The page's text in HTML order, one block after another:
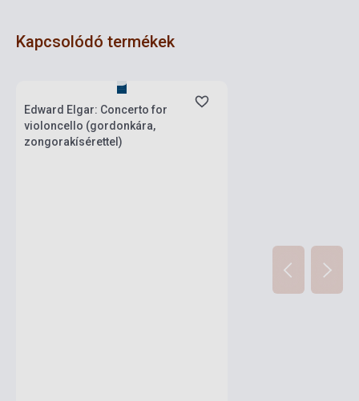
Kapcsolódó termékek
Edward Elgar: Concerto for
violoncello (gordonkára,
zongorakísérettel)